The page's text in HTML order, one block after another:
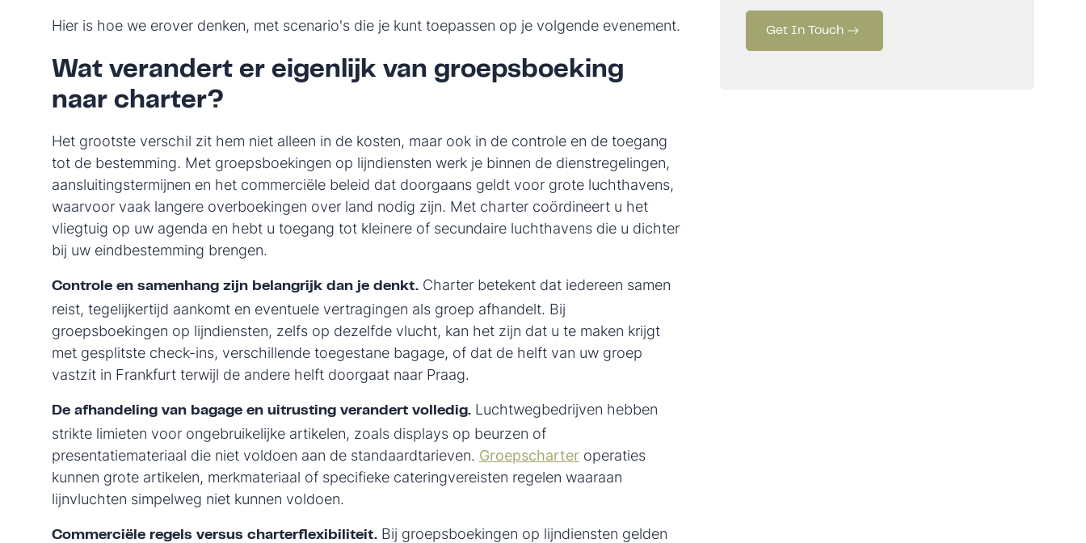
Hier is hoe we erover denken, met scenario's die je kunt toepassen op je volgende evenement.
Wat verandert er eigenlijk van groepsboeking
naar charter?
Het grootste verschil zit hem niet alleen in de kosten, maar ook in de controle en de toegang
tot de bestemming. Met groepsboekingen op lijndiensten werk je binnen de dienstregelingen,
aansluitingstermijnen en het commerciële beleid dat doorgaans geldt voor grote luchthavens,
waarvoor vaak langere overboekingen over land nodig zijn. Met charter coördineert u het
vliegtuig op uw agenda en hebt u toegang tot kleinere of secundaire luchthavens die u dichter
bij uw eindbestemming brengen.
Controle en samenhang zijn belangrijk dan je denkt. Charter betekent dat iedereen samen
reist, tegelijkertijd aankomt en eventuele vertragingen als groep afhandelt. Bij
groepsboekingen op lijndiensten, zelfs op dezelfde vlucht, kan het zijn dat u te maken krijgt
met gesplitste check-ins, verschillende toegestane bagage, of dat de helft van uw groep
vastzit in Frankfurt terwijl de andere helft doorgaat naar Praag.
De afhandeling van bagage en uitrusting verandert volledig. Luchtwegbedrijven hebben
strikte limieten voor ongebruikelijke artikelen, zoals displays op beurzen of
presentatiemateriaal die niet voldoen aan de standaardtarieven. Groepscharter operaties
kunnen grote artikelen, merkmateriaal of specifieke cateringvereisten regelen waaraan
lijnvluchten simpelweg niet kunnen voldoen.
Commerciële regels versus charterflexibiliteit. Bij groepsboekingen op lijndiensten gelden
Get In Touch